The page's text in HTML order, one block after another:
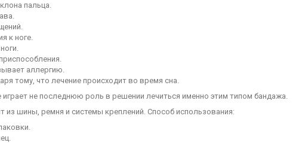
пальца.
к ноге.
аллергию.
тому, что лечение происходит во время сна.
играет не последнюю роль в решении лечиться именно этим типом бандажа.
из шины, ремня и системы креплений. Способ использования: